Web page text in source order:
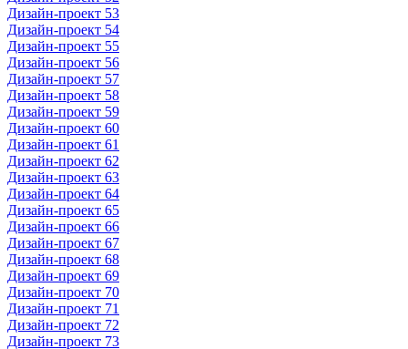
Дизайн-проект 53
Дизайн-проект 54
Дизайн-проект 55
Дизайн-проект 56
Дизайн-проект 57
Дизайн-проект 58
Дизайн-проект 59
Дизайн-проект 60
Дизайн-проект 61
Дизайн-проект 62
Дизайн-проект 63
Дизайн-проект 64
Дизайн-проект 65
Дизайн-проект 66
Дизайн-проект 67
Дизайн-проект 68
Дизайн-проект 69
Дизайн-проект 70
Дизайн-проект 71
Дизайн-проект 72
Дизайн-проект 73